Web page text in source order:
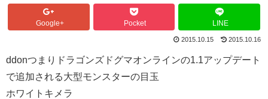
Google+ Pocket LINE
2015.10.15 2015.10.16
ddonつまりドラゴンズドグマオンラインの1.1アップデート
で追加される大型モンスターの目玉
ホワイトキメラ